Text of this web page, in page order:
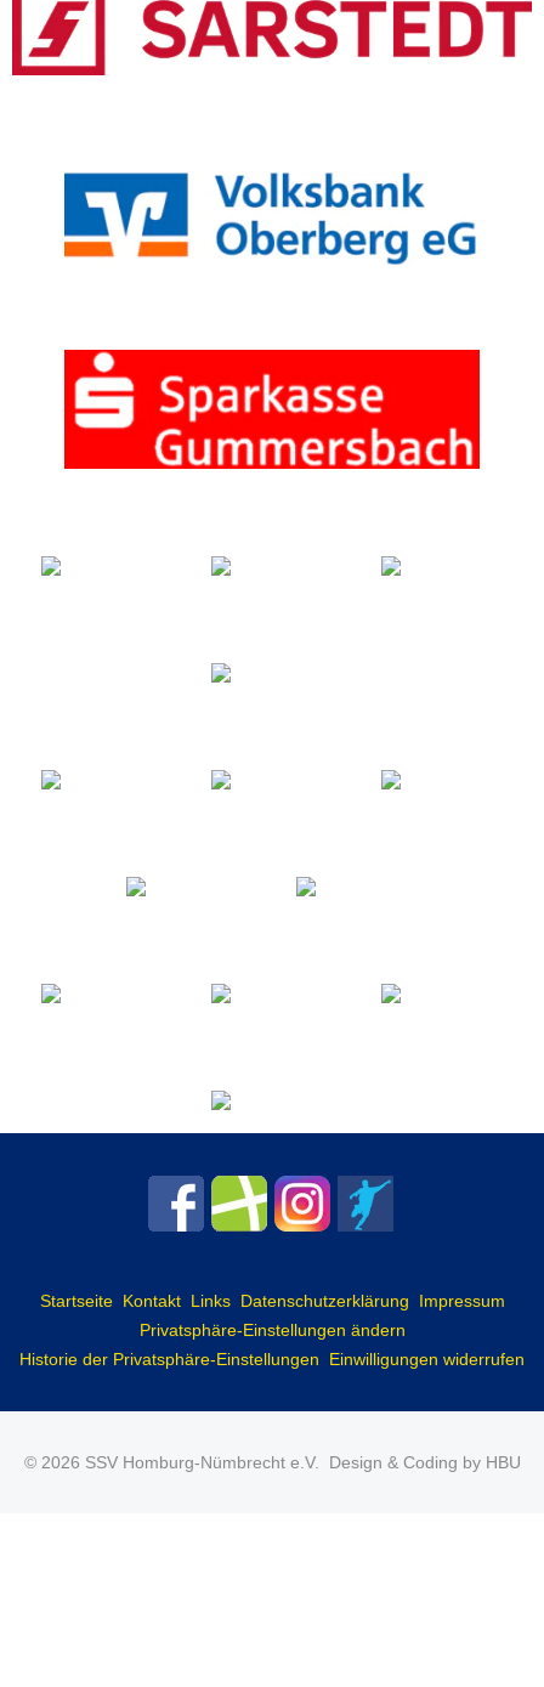
Startseite Kontakt Links Datenschutzerklärung
Impressum
Privatsphäre-Einstellungen ändern
Historie der Privatsphäre-Einstellungen
Einwilligungen widerrufen
© 2026 SSV Homburg-Nümbrecht e.V. Design & Coding by HBU